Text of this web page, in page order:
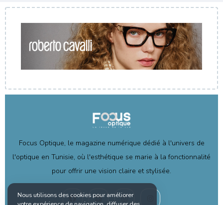
Focus Optique, le magazine numérique dédié à l'univers de
l'optique en Tunisie, où l'esthétique se marie à la fonctionnalité
pour offrir une vision claire et stylisée.
Nous utilisons des cookies pour améliorer